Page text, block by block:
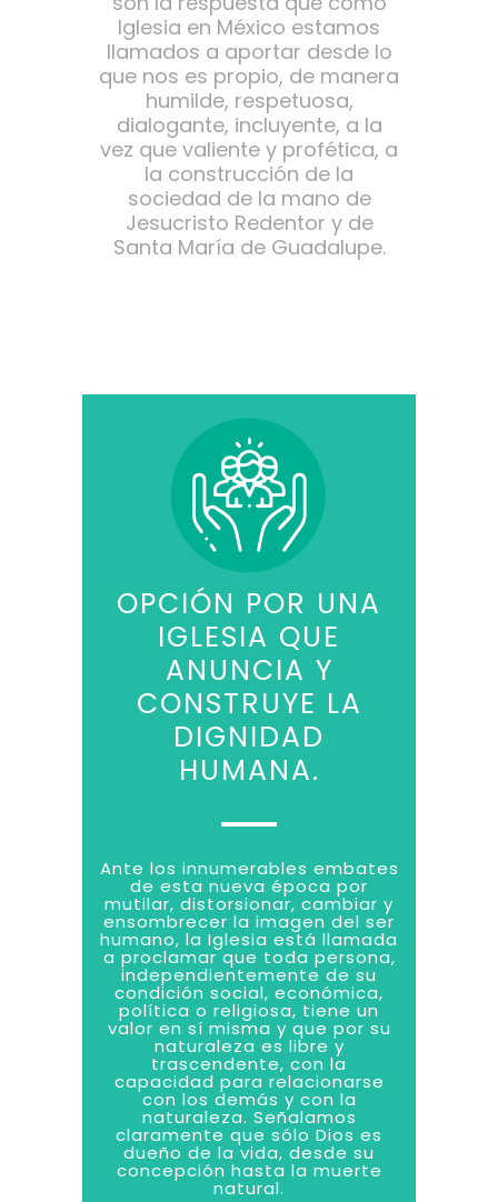
Iglesia en México estamos
llamados a aportar desde lo
que nos es propio, de manera
humilde, respetuosa,
dialogante, incluyente, a la
vez que valiente y profética, a
la construcción de la
sociedad de la mano de
Jesucristo Redentor y de
Santa María de Guadalupe.
OPCIÓN POR UNA
IGLESIA QUE
ANUNCIA Y
CONSTRUYE LA
DIGNIDAD
HUMANA.
Ante los innumerables embates
de esta nueva época por
mutilar, distorsionar, cambiar y
ensombrecer la imagen del ser
humano, la Iglesia está llamada
a proclamar que toda persona,
independientemente de su
condición social, económica,
política o religiosa, tiene un
valor en sí misma y que por su
naturaleza es libre y
trascendente, con la
capacidad para relacionarse
con los demás y con la
naturaleza. Señalamos
claramente que sólo Dios es
dueño de la vida, desde su
concepción hasta la muerte
natural.